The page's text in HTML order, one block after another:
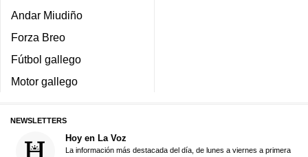
Andar Miudiño
Forza Breo
Fútbol gallego
Motor gallego
NEWSLETTERS
Hoy en La Voz
La información más destacada del día, de lunes a viernes a primera